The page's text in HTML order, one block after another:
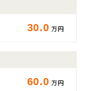
30.0 万円
60.0 万円